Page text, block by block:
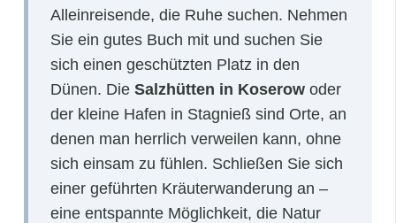
Alleinreisende, die Ruhe suchen. Nehmen
Sie ein gutes Buch mit und suchen Sie
sich einen geschützten Platz in den
Dünen. Die Salzhütten in Koserow oder
der kleine Hafen in Stagnieß sind Orte, an
denen man herrlich verweilen kann, ohne
sich einsam zu fühlen. Schließen Sie sich
einer geführten Kräuterwanderung an –
eine entspannte Möglichkeit, die Natur